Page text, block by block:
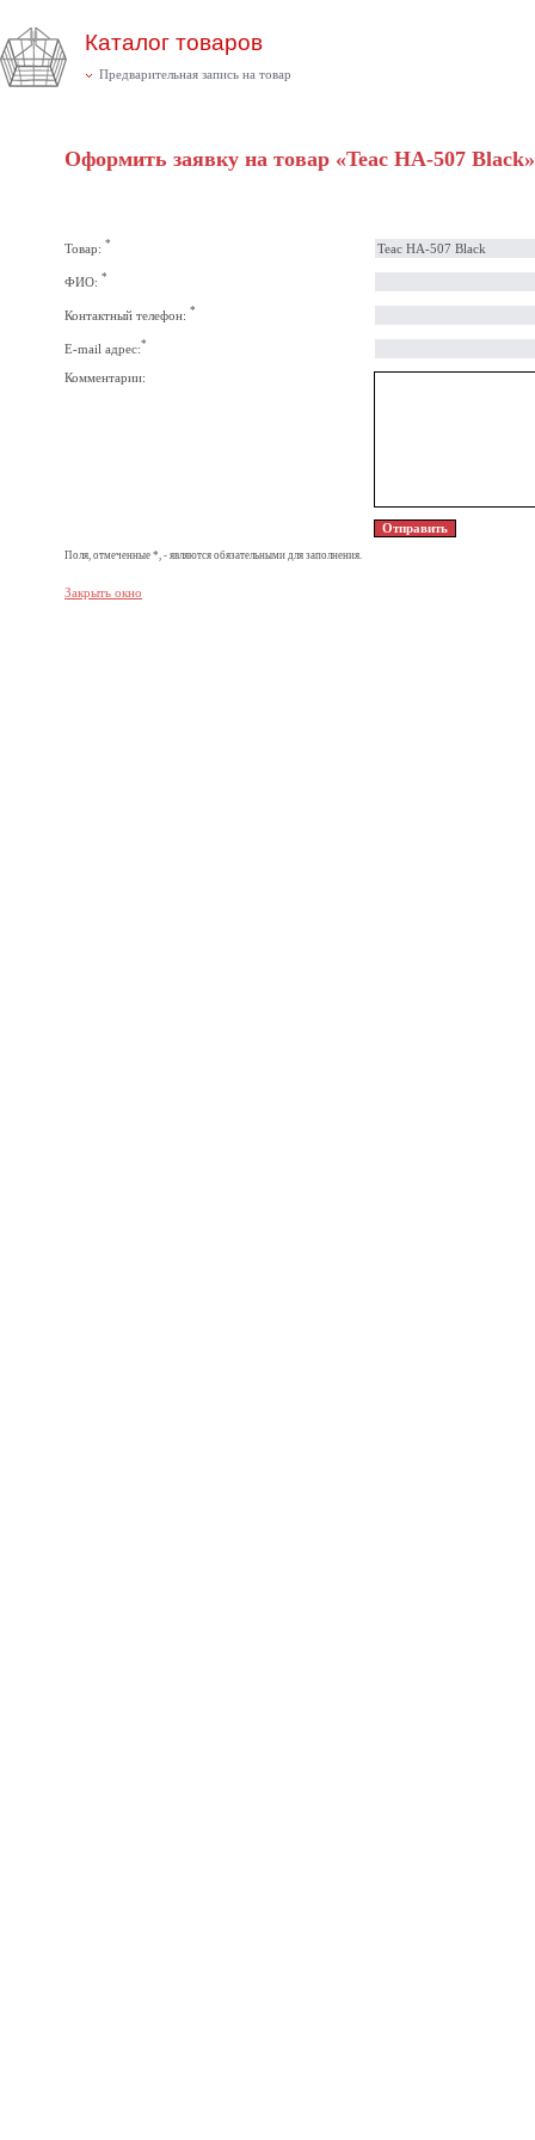
Каталог товаров
Предварительная запись на товар
Оформить заявку на товар «Teac HA-507 Black»
Товар: *
ФИО: *
Контактный телефон: *
E-mail адрес:*
Комментарии:
Поля, отмеченные *, - являются обязательными для заполнения.
Закрыть окно